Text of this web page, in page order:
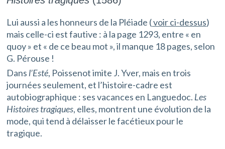
Lui aussi a les honneurs de la Pléiade (voir ci-dessus)
mais celle-ci est fautive : à la page 1293, entre « en
quoy » et « de ce beau mot », il manque 18 pages, selon
G. Pérouse !
Dans l’Esté, Poissenot imite J. Yver, mais en trois
journées seulement, et l’histoire-cadre est
autobiographique : ses vacances en Languedoc. Les
Histoires tragiques, elles, montrent une évolution de la
mode, qui tend à délaisser le facétieux pour le
tragique.